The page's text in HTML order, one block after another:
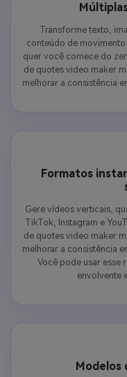
Transforme texto,
conteúdo de
quer você comece do
de quotes video maker
melhorar a consistência
Formatos
Gere vídeos verticais,
TikTok, Instagram e
de quotes video maker
melhorar a consistência
Você pode usar esse
envolvente
Modelos